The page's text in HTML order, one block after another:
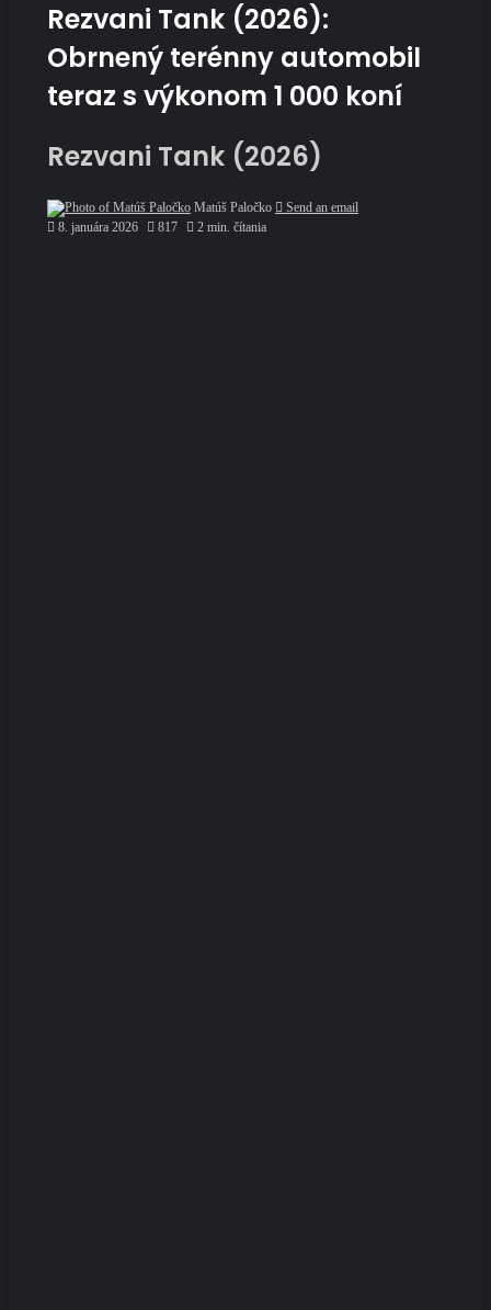
Rezvani Tank (2026):
Obrnený terénny automobil
teraz s výkonom 1 000 koní
Rezvani Tank (2026)
Matúš Paločko
Send an email
8. januára 2026
817 2 min. čítania